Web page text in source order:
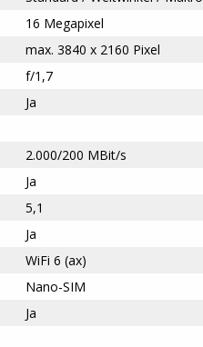
16 Megapixel
max. 3840 x 2160 Pixel
f/1,7
Ja
2.000/200 MBit/s
Ja
5,1
Ja
WiFi 6 (ax)
Nano-SIM
Ja